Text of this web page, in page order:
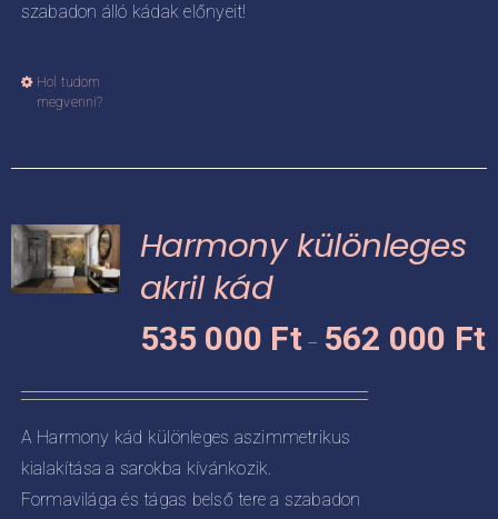
szabadon álló kádak előnyeit!
Hol tudom
megvenni?
van.
A
változatok
a
választhatók
ki
Harmony különleges
akril kád
535 000 Ft – 562 000 Ft
A Harmony kád különleges aszimmetrikus
kialakítása a sarokba kívánkozik.
Formavilága és tágas belső tere a szabadon